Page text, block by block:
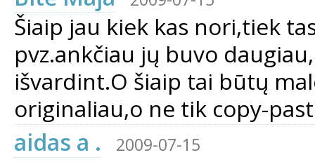
Šiaip jau kiek kas nori,tiek
pvz.ankčiau jų buvo
išvardint.O šiaip tai būtų
originaliau,o ne tik copy-
aidas a .
2009-07-15